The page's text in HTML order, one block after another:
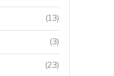
(13)
(3)
(23)